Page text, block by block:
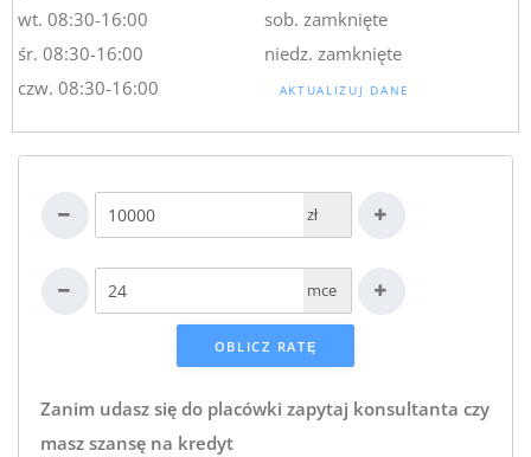
wt. 08:30-16:00
śr. 08:30-16:00
czw. 08:30-16:00
sob. zamknięte
niedz. zamknięte
AKTUALIZUJ DANE
zł
mce
Zanim udasz się do placówki zapytaj konsultanta czy
masz szansę na kredyt